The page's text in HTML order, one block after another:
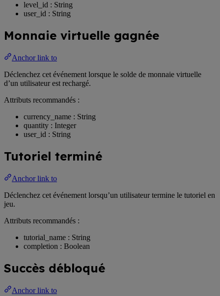
level_id : String
user_id : String
Monnaie virtuelle gagnée
Anchor link to
Déclenchez cet événement lorsque le solde de monnaie virtuelle
d’un utilisateur est rechargé.
Attributs recommandés :
currency_name : String
quantity : Integer
user_id : String
Tutoriel terminé
Anchor link to
Déclenchez cet événement lorsqu’un utilisateur termine le tutoriel en
jeu.
Attributs recommandés :
tutorial_name : String
completion : Boolean
Succès débloqué
Anchor link to